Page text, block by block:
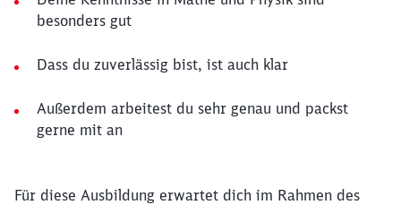
besonders gut
Dass du zuverlässig bist, ist auch klar
Außerdem arbeitest du sehr genau und packst
gerne mit an
Für diese Ausbildung erwartet dich im Rahmen des